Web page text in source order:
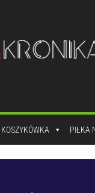
KOSZYKÓWKA PIŁKA